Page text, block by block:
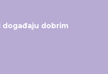
događaju dobrim